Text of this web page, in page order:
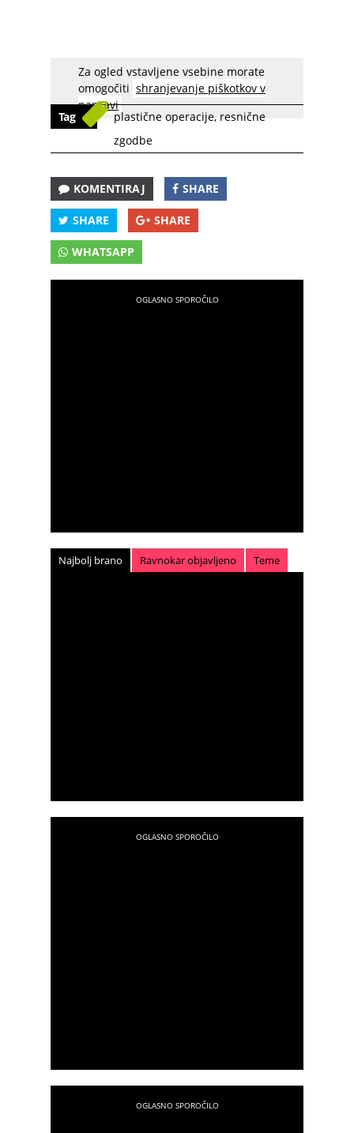
Za ogled vstavljene vsebine morate
omogočiti shranjevanje piškotkov v
napravi
Tag plastične operacije, resnične
zgodbe
KOMENTIRAJ SHARE
SHARE SHARE
WHATSAPP
Najbolj brano Ravnokar objavljeno Teme